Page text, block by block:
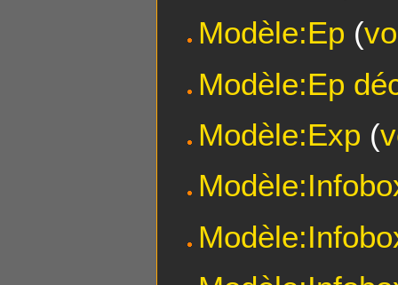
Modèle:Ep (
Modèle:Ep
Modèle:Exp (